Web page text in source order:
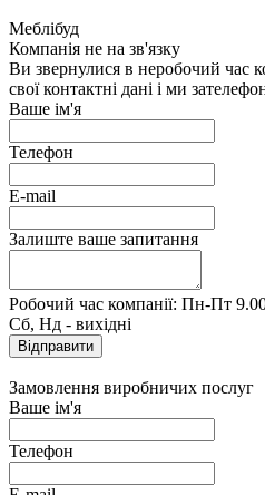
Меблібуд
Компанія не на зв'язку
Ви звернулися в неробочий час
свої контактні дані і ми
Ваше ім'я
Телефон
E-mail
Залиште ваше запитання
Робочий час компанії: Пн-Пт
Сб, Нд - вихідні
Замовлення виробничих послуг
Ваше ім'я
Телефон